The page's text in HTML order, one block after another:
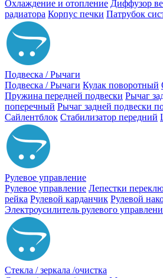
Охлаждение и отопление Диффузор
радиатора Корпус печки Патрубок
Подвеска / Рычаги
Подвеска / Рычаги Кулак поворотный
Пружина передней подвески Рычаг
поперечный Рычаг задней подвески
Сайлентблок Стабилизатор передний
Рулевое управление
Рулевое управление Лепестки
рейка Рулевой карданчик Рулевой
Электроусилитель рулевого
Стекла / зеркала /очистка